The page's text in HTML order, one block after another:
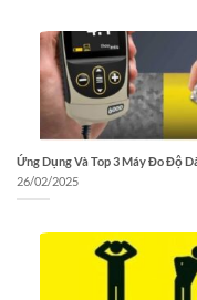
Ứng Dụng Và Top 3 Máy Đo Độ
26/02/2025